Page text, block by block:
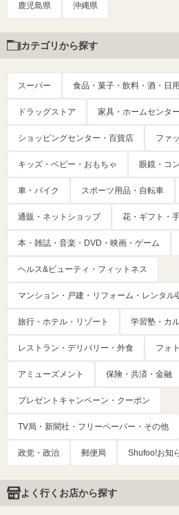
鹿児島県 沖縄県
カテゴリから探す
スーパー 食品・菓子・飲料・酒・日
ドラッグストア 家具・ホームセンター
ショッピングセンター・百貨店 ファ
キッズ・ベビー・おもちゃ 眼鏡・コ
車・バイク スポーツ用品・自転車
通販・ネットショップ 花・ギフト・
本・雑誌・音楽・DVD・映画・ゲーム
ヘルス&ビューティ・フィットネス
マンション・戸建・リフォーム・レンタル
旅行・ホテル・リゾート 学習塾・カ
レストラン・デリバリー・外食 フォ
アミューズメント 保険・共済・金融
プレゼントキャンペーン・クーポン
TV局・新聞社・フリーペーパー・その他
政党・政治 郵便局 Shufoo!お知
よく行くお店から探す